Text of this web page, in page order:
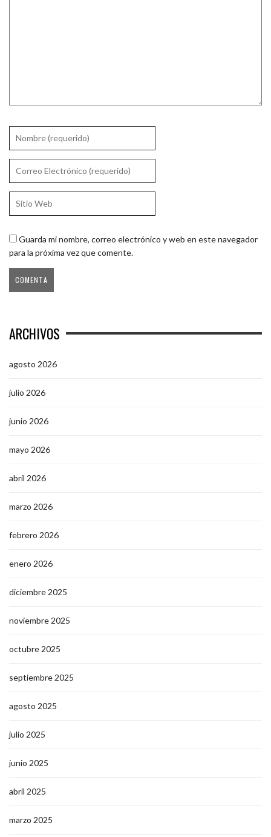
Guarda mi nombre, correo electrónico y web en este navegador
para la próxima vez que comente.
ARCHIVOS
agosto 2026
julio 2026
junio 2026
mayo 2026
abril 2026
marzo 2026
febrero 2026
enero 2026
diciembre 2025
noviembre 2025
octubre 2025
septiembre 2025
agosto 2025
julio 2025
junio 2025
abril 2025
marzo 2025